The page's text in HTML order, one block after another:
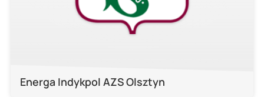
Energa Indykpol AZS Olsztyn